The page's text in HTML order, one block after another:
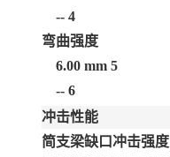
-- 4
弯曲强度
6.00 mm 5
-- 6
冲击性能
简支梁缺口冲击强度